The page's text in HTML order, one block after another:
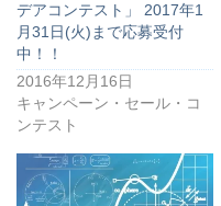
デアコンテスト」 2017年1
月31日(火)まで応募受付
中！！
2016年12月16日
キャンペーン・セール・コ
ンテスト